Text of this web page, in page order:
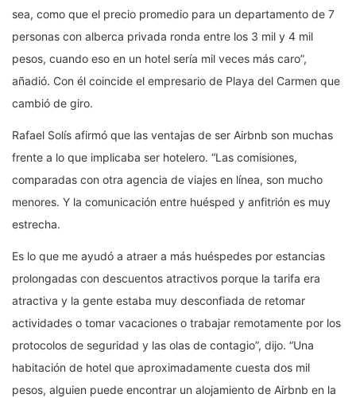
sea, como que el precio promedio para un departamento de 7
personas con alberca privada ronda entre los 3 mil y 4 mil
pesos, cuando eso en un hotel sería mil veces más caro”,
añadió. Con él coincide el empresario de Playa del Carmen que
cambió de giro.
Rafael Solís afirmó que las ventajas de ser Airbnb son muchas
frente a lo que implicaba ser hotelero. “Las comisiones,
comparadas con otra agencia de viajes en línea, son mucho
menores. Y la comunicación entre huésped y anfitrión es muy
estrecha.
Es lo que me ayudó a atraer a más huéspedes por estancias
prolongadas con descuentos atractivos porque la tarifa era
atractiva y la gente estaba muy desconfiada de retomar
actividades o tomar vacaciones o trabajar remotamente por los
protocolos de seguridad y las olas de contagio”, dijo. “Una
habitación de hotel que aproximadamente cuesta dos mil
pesos, alguien puede encontrar un alojamiento de Airbnb en la